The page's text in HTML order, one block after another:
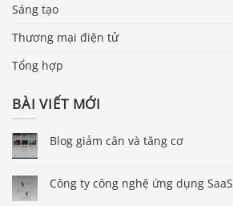
Sáng tạo
Thương mại điện tử
Tổng hợp
BÀI VIẾT MỚI
Blog giảm cân và tăng cơ
Công ty công nghệ ứng dụng SaaS